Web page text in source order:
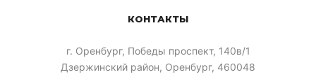
КОНТАКТЫ
​г. Оренбург, Победы проспект, 140в/1
Дзержинский район, Оренбург, 460048